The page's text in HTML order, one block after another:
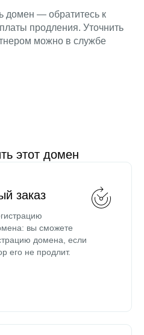
домен — обратитесь к
продления. Уточнить
можно в службе
этот домен
заказ
вы сможете
домена, если
его не продлит.